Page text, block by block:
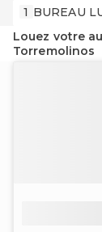
1 BUREAU
Louez votre
Torremolinos